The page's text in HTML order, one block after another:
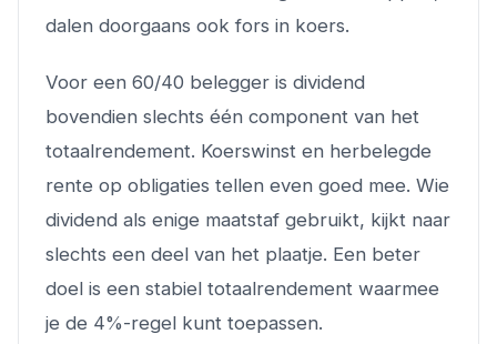
dalen doorgaans ook fors in koers.
Voor een 60/40 belegger is dividend
bovendien slechts één component van het
totaalrendement. Koerswinst en herbelegde
rente op obligaties tellen even goed mee. Wie
dividend als enige maatstaf gebruikt, kijkt naar
slechts een deel van het plaatje. Een beter
doel is een stabiel totaalrendement waarmee
je de 4%-regel kunt toepassen.